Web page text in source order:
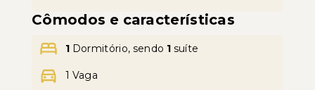
Cômodos e características
1 Dormitório, sendo 1 suíte
1 Vaga